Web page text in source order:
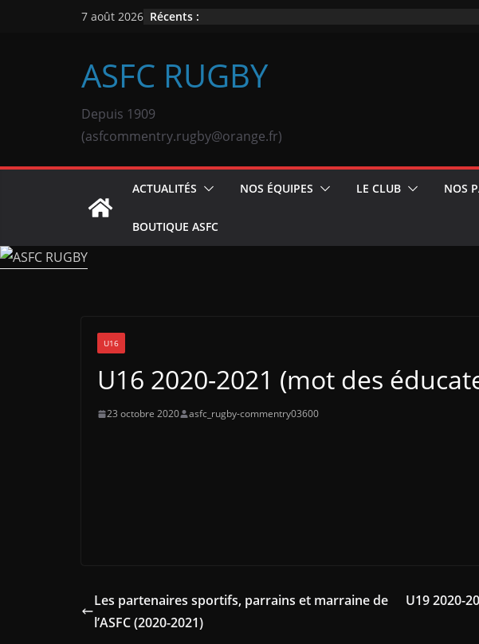
7 août 2026 Récents :
ASFC RUGBY
Depuis 1909
(asfcommentry.rugby@orange.fr)
ACTUALITÉS NOS ÉQUIPES LE CLUB NOS
BOUTIQUE ASFC
U16
U16 2020-2021 (mot des
23 octobre 2020 asfc_rugby-commentry03600
Les partenaires sportifs, parrains et marraine de
l’ASFC (2020-2021)
U19 2020-